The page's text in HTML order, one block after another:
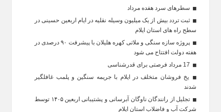
سطرهای سرد هفده مرداد
ثبت تردد بیش از یک میلیون وسیله نقلیه در ایام اربعین حسینی در
سطح راه‌ های استان ایلام
پروژه سازه سنگی و ملاتی کهره هلیلان با پیشرفت ۹۰ درصدی در
هفته دولت افتتاح می شود
یخ‌ فروشان متخلف در ایلام با جریمه سنگین و پلمب غافلگیر
شدند
تجلیل از رانندگان ناوگان آبرسانی و پشتیبانی اربعین ۱۴۰۵ توسط
شرکت آب و فاضلاب استان ایلام